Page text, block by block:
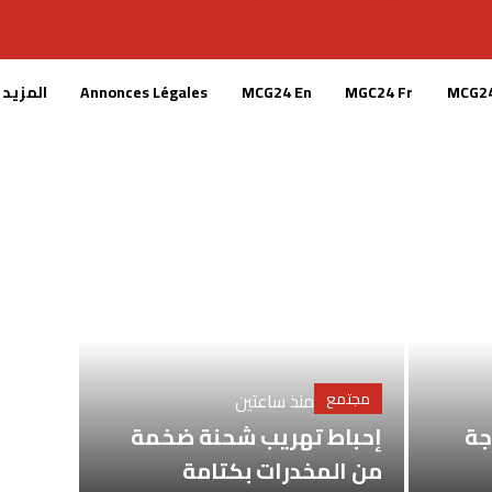
MGC24 Fr
MCG24 En
Annonces Légales المزيد
مجتمع منذ ساعتين
إحباط تهريب شحنة ضخمة
من المخدرات بكتامة